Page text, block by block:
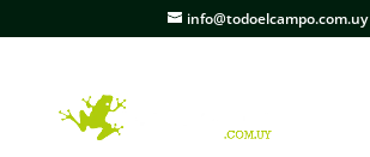
info@todoelcampo.com.uy